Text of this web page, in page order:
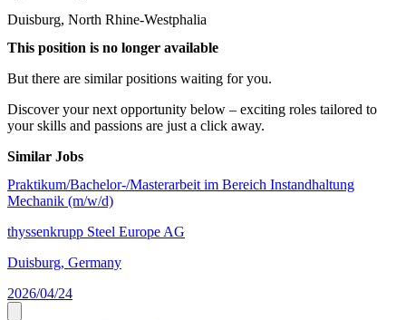
Duisburg, North Rhine-Westphalia
This position is no longer available
But there are similar positions waiting for you.
Discover your next opportunity below – exciting roles tailored to
your skills and passions are just a click away.
Similar Jobs
Praktikum/Bachelor-/Masterarbeit im Bereich Instandhaltung
Mechanik (m/w/d)
thyssenkrupp Steel Europe AG
Duisburg, Germany
2026/04/24